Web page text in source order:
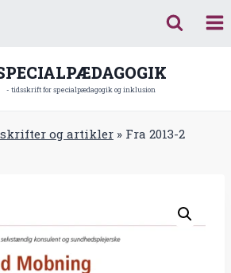
- tidsskrift for specialpædagogik og inklusion
og artikler » Fra 2013-2